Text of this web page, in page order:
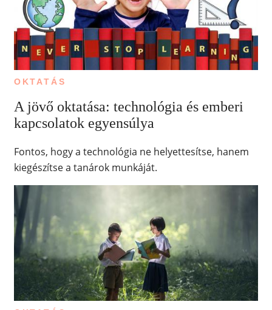
OKTATÁS
A jövő oktatása: technológia és emberi
kapcsolatok egyensúlya
Fontos, hogy a technológia ne helyettesítse, hanem
kiegészítse a tanárok munkáját.